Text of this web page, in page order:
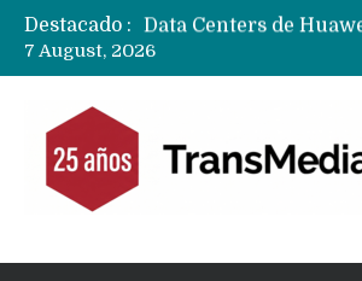
Destacado :
7 August, 2026